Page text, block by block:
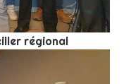
régional